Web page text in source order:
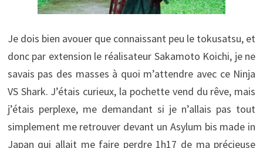
Je dois bien avouer que connaissant peu le tokusatsu, et
donc par extension le réalisateur Sakamoto Koichi, je ne
savais pas des masses à quoi m’attendre avec ce Ninja
VS Shark. J’étais curieux, la pochette vend du rêve, mais
j’étais perplexe, me demandant si je n’allais pas tout
simplement me retrouver devant un Asylum bis made in
Japan qui allait me faire perdre 1h17 de ma précieuse